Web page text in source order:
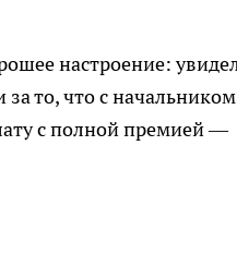
настроение:
то, что с
с полной премией —